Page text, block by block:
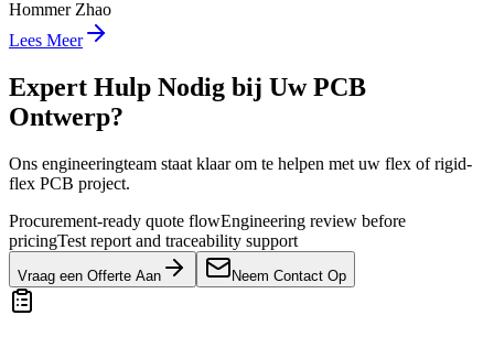
Hommer Zhao
Lees Meer
Expert Hulp Nodig bij Uw PCB
Ontwerp?
Ons engineeringteam staat klaar om te helpen met uw flex of rigid-
flex PCB project.
Procurement-ready quote flowEngineering review before
pricingTest report and traceability support
Vraag een Offerte Aan Neem Contact Op